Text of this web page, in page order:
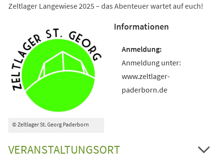
Zeltlager Langewiese 2025 – das Abenteuer wartet auf euch!
© Zeltlager St. Georg Paderborn
Informationen
Anmeldung unter:
www.zeltlager-
paderborn.de
VERANSTALTUNGSORT